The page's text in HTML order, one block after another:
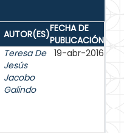
AUTOR(ES)FECHA DE
PUBLICACIÓN
Teresa De
Jesús
Jacobo
Galindo
19-abr-2016